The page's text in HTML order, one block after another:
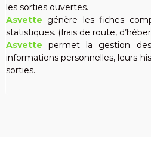
les sorties ouvertes.
Asvette génère les fiches
statistiques. (frais de route,
Asvette permet la gestion des
informations personnelles, leurs
sorties.